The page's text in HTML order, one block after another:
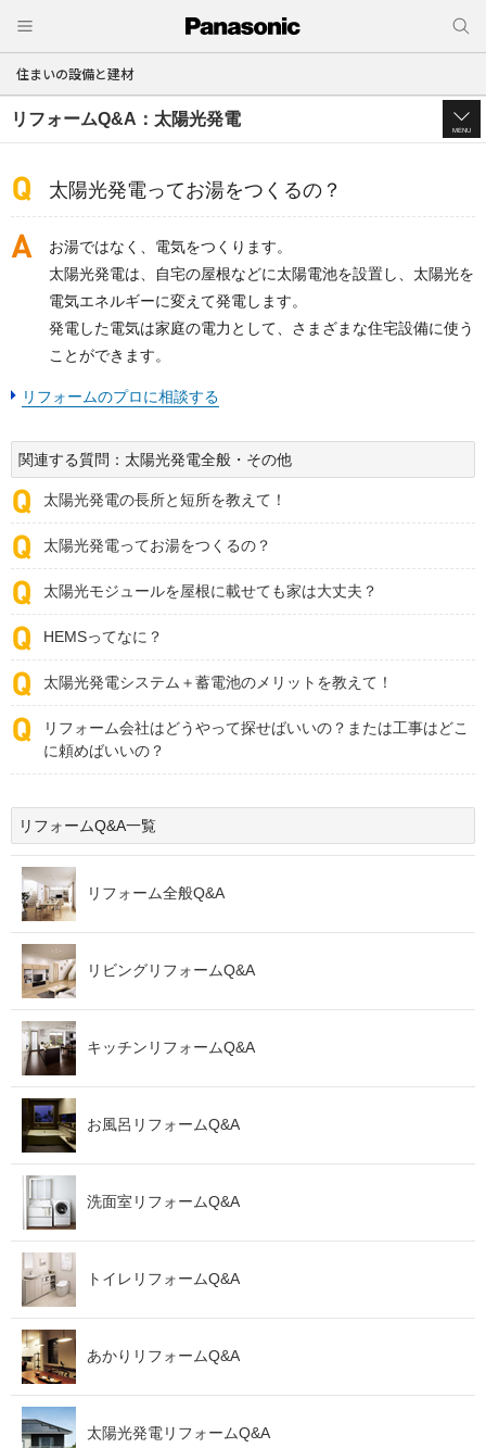
住まいの設備と建材
リフォームQ&A：太陽光発電
MENU
太陽光発電ってお湯をつくるの？
お湯ではなく、電気をつくります。
太陽光発電は、自宅の屋根などに太陽電池を設置し、太陽光を
電気エネルギーに変えて発電します。
発電した電気は家庭の電力として、さまざまな住宅設備に使う
ことができます。
リフォームのプロに相談する
関連する質問：太陽光発電全般・その他
太陽光発電の長所と短所を教えて！
太陽光発電ってお湯をつくるの？
太陽光モジュールを屋根に載せても家は大丈夫？
HEMSってなに？
太陽光発電システム＋蓄電池のメリットを教えて！
リフォーム会社はどうやって探せばいいの？または工事はどこ
に頼めばいいの？
リフォームQ&A一覧
リフォーム全般Q&A
リビングリフォームQ&A
キッチンリフォームQ&A
お風呂リフォームQ&A
洗面室リフォームQ&A
トイレリフォームQ&A
あかりリフォームQ&A
太陽光発電リフォームQ&A